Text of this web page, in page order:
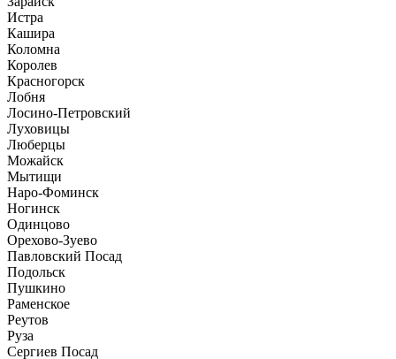
Истра
Кашира
Коломна
Королев
Красногорск
Лобня
Лосино-Петровский
Луховицы
Люберцы
Можайск
Мытищи
Наро-Фоминск
Ногинск
Одинцово
Орехово-Зуево
Павловский Посад
Подольск
Пушкино
Раменское
Реутов
Руза
Сергиев Посад